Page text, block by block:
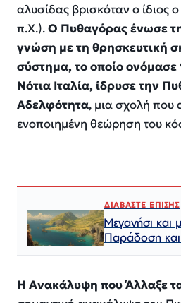
αλυσίδας βρισκόταν ο ίδιος
π.Χ.).Ο Πυθαγόρας ένωσε
γνώση με τη θρησκευτική
σύστημα, το οποίο ονόμασε
Νότια Ιταλία, ίδρυσε την
Αδελφότητα, μια σχολή που
ενοποιημένη θεώρηση του
ΔΙΑΒΑΣΤΕ ΕΠΙΣΗΣ
Μεγανήσι και
Παράδοση
Η Ανακάλυψη που Άλλαξε